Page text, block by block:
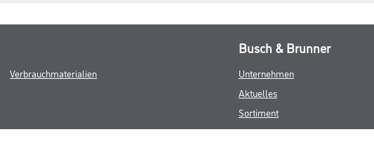
Verbrauchmaterialien
Busch & Brunner
Unternehmen
Aktuelles
Sortiment
Eigenmarken